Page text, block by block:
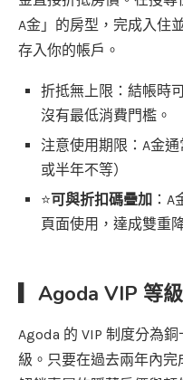
A金」的房型，完成入住
存入你的帳戶。
折抵無上限：結帳時
沒有最低消費門檻。
注意使用期限：A金
或半年不等）
⭐可與折扣碼疊加 ：
頁面使用，達成雙重
▎Agoda VIP 等
Agoda 的 VIP 制度分為
級。只要在過去兩年內